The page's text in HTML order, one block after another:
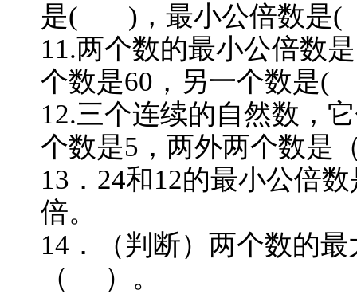
是( )，最小公倍数
11.两个数的最小公倍数
个数是60，另一个数
12.三个连续的自然数，
个数是5，两外两个数
13．24和12的最小公倍
倍。
14．（判断）两个数的
（ ）。